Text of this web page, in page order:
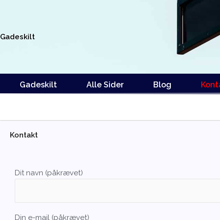
Gadeskilt
Gadeskilt Alle Sider Blog
Kontakt
Dit navn (påkrævet)
Din e-mail (påkrævet)